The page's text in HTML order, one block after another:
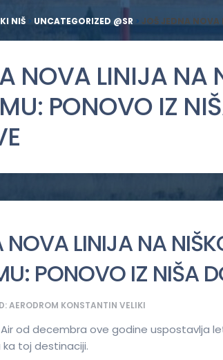
NIŠ > UNCATEGORIZED @SR > JOŠ JEDNA NOVA
NOVA LINIJA NA
PONOVO IZ
NOVA LINIJA NA
PONOVO IZ NIŠA
AERODROM KONSTANTIN VELIKI
od decembra ove godine uspostavlja
toj destinaciji.